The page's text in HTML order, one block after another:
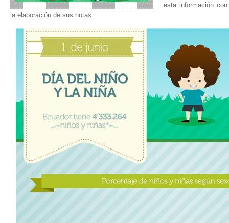
esta información
la elaboración de sus notas.